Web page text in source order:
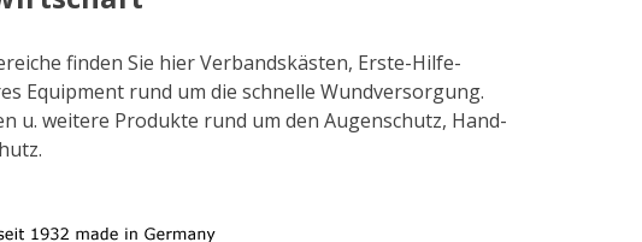
finden Sie hier Verbandskästen, Erste-Hilfe-
Equipment rund um die schnelle Wundversorgung.
u. weitere Produkte rund um den Augenschutz, Hand-